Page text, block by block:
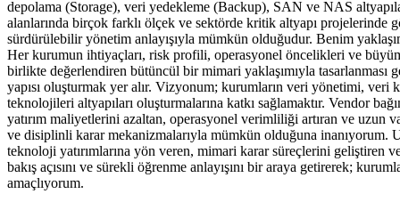
depolama (Storage), veri yedekleme (Backup), SAN ve NAS
alanlarında birçok farklı ölçek ve sektörde kritik altyapı projelerinde
sürdürülebilir yönetim anlayışıyla mümkün olduğudur. Benim
Her kurumun ihtiyaçları, risk profili, operasyonel öncelikleri ve
birlikte değerlendiren bütüncül bir mimari yaklaşımıyla tasarlanması
yapısı oluşturmak yer alır. Vizyonum; kurumların veri yönetimi,
teknolojileri altyapıları oluşturmalarına katkı sağlamaktır. Vendor
yatırım maliyetlerini azaltan, operasyonel verimliliği artıran ve uzun
ve disiplinli karar mekanizmalarıyla mümkün olduğuna inanıyorum.
teknoloji yatırımlarına yön veren, mimari karar süreçlerini geliştiren
bakış açısını ve sürekli öğrenme anlayışını bir araya getirerek;
amaçlıyorum.